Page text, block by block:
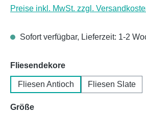
Preise inkl. MwSt. zzgl.
Sofort verfügbar, Lieferzeit: 1-2
Fliesendekoreauswählen
Fliesen Antioch Fliesen Slate
Größeauswählen